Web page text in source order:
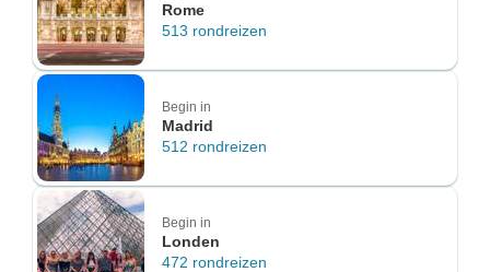
Rome
513 rondreizen
Begin in
Madrid
512 rondreizen
Begin in
Londen
472 rondreizen